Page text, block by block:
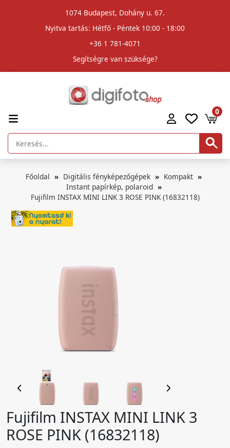
1074 Budapest, Dohány u. 67.
Nyitva tartás: Hétfő - Péntek 10:00 - 18:00
+36 1 781-4071
Segítségre van szüksége?
0
Főoldal Digitális fényképezőgépek
Kompakt
Instant papírkép, polaroid
Fujifilm INSTAX MINI LINK 3 ROSE PINK (16832118)
Fujifilm INSTAX MINI LINK 3
ROSE PINK (16832118)